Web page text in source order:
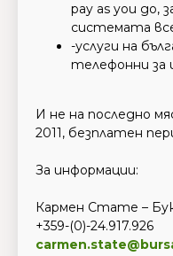
pay as you go,
системата
-услуги на
телефонни за
И не на последно
2011, безплатен
За информации:
Кармен Стате –
+359-(0)-24.917.926